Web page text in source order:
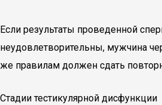
Если результаты проведенной
неудовлетворительны, мужчина
же правилам должен сдать
Стадии тестикулярной дисфункции